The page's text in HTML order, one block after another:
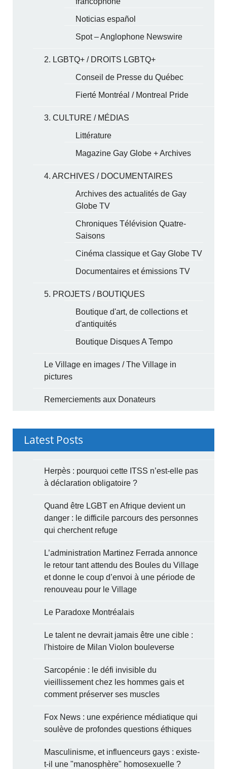
Noticias español
Spot – Anglophone Newswire
2. LGBTQ+ / DROITS LGBTQ+
Conseil de Presse du Québec
Fierté Montréal / Montreal Pride
3. CULTURE / MÉDIAS
Littérature
Magazine Gay Globe + Archives
4. ARCHIVES / DOCUMENTAIRES
Archives des actualités de Gay
Globe TV
Chroniques Télévision Quatre-
Saisons
Cinéma classique et Gay Globe TV
Documentaires et émissions TV
5. PROJETS / BOUTIQUES
Boutique d'art, de collections et
d'antiquités
Boutique Disques A Tempo
Le Village en images / The Village in
pictures
Remerciements aux Donateurs
Latest Posts
Herpès : pourquoi cette ITSS n’est-elle pas
à déclaration obligatoire ?
Quand être LGBT en Afrique devient un
danger : le difficile parcours des personnes
qui cherchent refuge
L’administration Martinez Ferrada annonce
le retour tant attendu des Boules du Village
et donne le coup d’envoi à une période de
renouveau pour le Village
Le Paradoxe Montréalais
Le talent ne devrait jamais être une cible :
l'histoire de Milan Violon bouleverse
Sarcopénie : le défi invisible du
vieillissement chez les hommes gais et
comment préserver ses muscles
Fox News : une expérience médiatique qui
soulève de profondes questions éthiques
Masculinisme, et influenceurs gays : existe-
t-il une "manosphère" homosexuelle ?